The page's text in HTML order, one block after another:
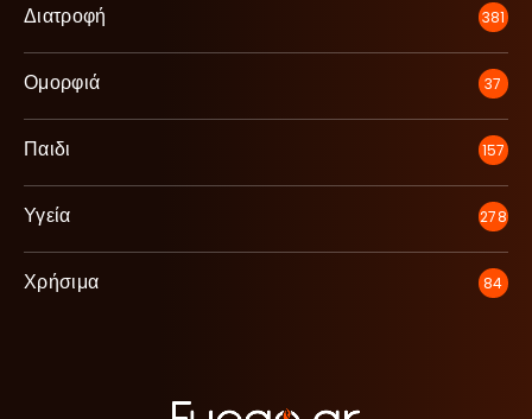
Διατροφή 381
Ομορφιά 37
Παιδι 157
Υγεία 278
Χρήσιμα 84